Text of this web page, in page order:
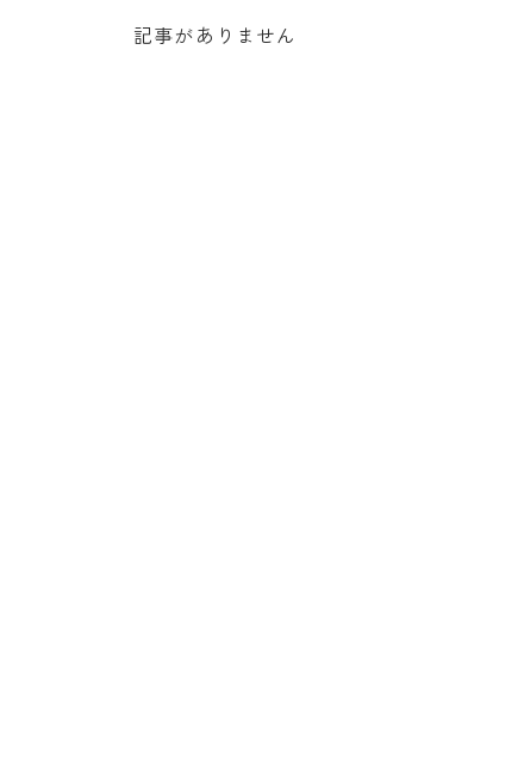
記事がありません